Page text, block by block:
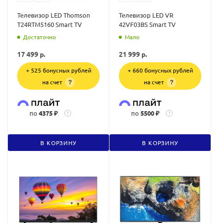
Телевизор LED Thomson
T24RTM5160 Smart TV
Достаточно
17 499 р.
+ 525 бонусных рублей
на счет
?
по 4375 ₽ ?
В КОРЗИНУ
Телевизор LED VR
42VF03BS Smart TV
Мало
21 999 р.
+ 660 бонусных рублей
на счет
?
по 5500 ₽ ?
В КОРЗИНУ